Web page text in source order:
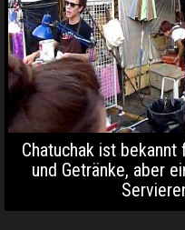
Chatuchak ist
und Getränke, aber